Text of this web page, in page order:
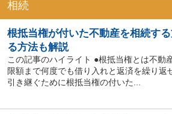
相続
根抵当権が付いた不動産を相続す
る方法も解説
この記事のハイライト ●根抵当権とは不動
限額まで何度でも借り入れと返済を繰り返
引き継ぐために根抵当権の付いた...